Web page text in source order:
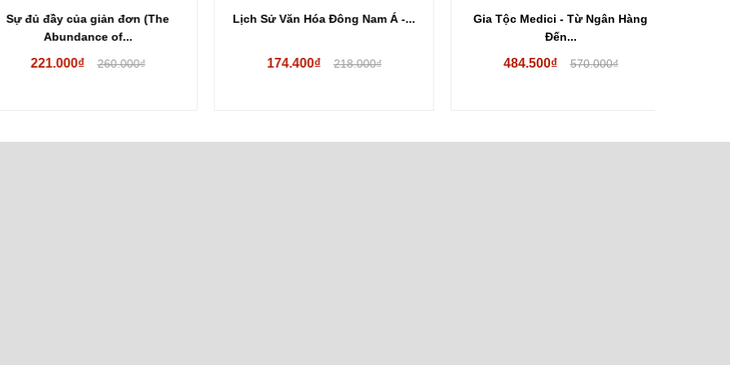
đủ đầy của giản đơn (The
Abundance of...
221.000₫ 260.000₫
Lịch Sử Văn Hóa Đông Nam Á -...
174.400₫ 218.000₫
Gia Tộc Medici - Từ Ngân Hàng
Đến...
484.500₫ 570.000₫